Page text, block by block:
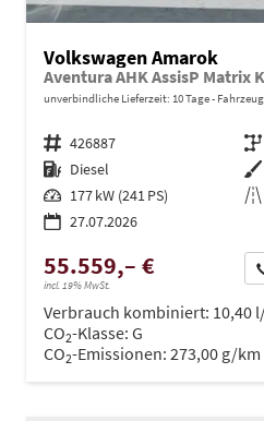
Volkswagen Amarok
Aventura AHK AssisP Matrix
unverbindliche Lieferzeit: 10 Tage
Fahrzeugnr. 426887 Getriebe
Kraftstoff Diesel Außenfarbe
Leistung 177 kW (241 PS) Kilometerstand
27.07.2026
55.559,– €
incl. 19% MwSt.
Verbrauch kombiniert: 10,40
CO2-Klasse: G
CO2-Emissionen: 273,00 g/km